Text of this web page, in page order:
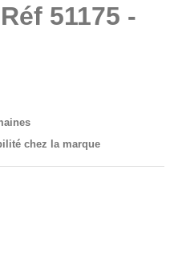
51175 -
chez la marque